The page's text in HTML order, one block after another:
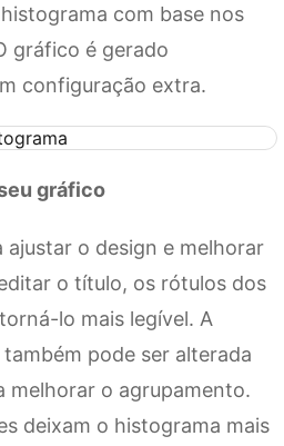
com base nos
gráfico é gerado
configuração extra.
gráfico
ajustar o design e melhorar
o título, os rótulos dos
lo mais legível. A
pode ser alterada
melhorar o agrupamento.
deixam o histograma mais